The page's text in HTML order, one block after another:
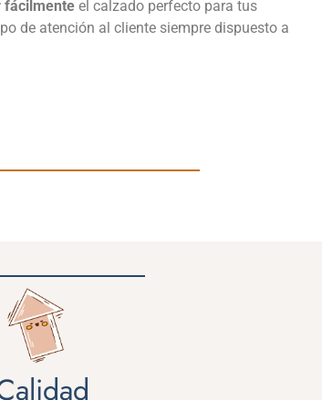
fácilmente el calzado perfecto para tus
de atención al cliente siempre dispuesto a